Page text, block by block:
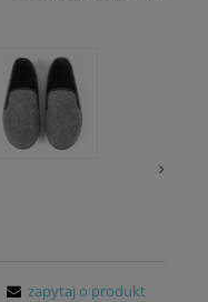
zapytaj o produkt